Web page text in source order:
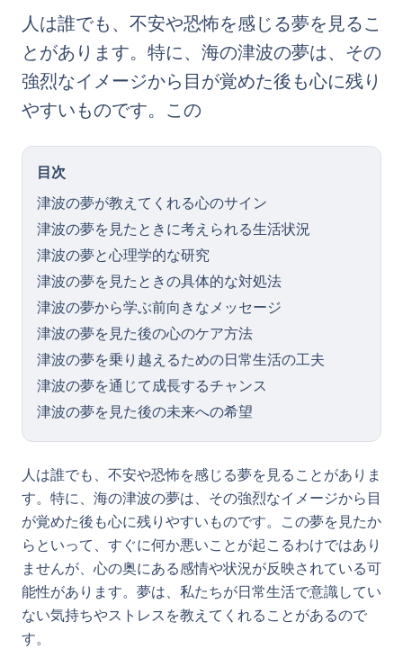
人は誰でも、不安や恐怖を感じる夢を見るこ
とがあります。特に、海の津波の夢は、その
強烈なイメージから目が覚めた後も心に残り
やすいものです。この
目次
津波の夢が教えてくれる心のサイン
津波の夢を見たときに考えられる生活状況
津波の夢と心理学的な研究
津波の夢を見たときの具体的な対処法
津波の夢から学ぶ前向きなメッセージ
津波の夢を見た後の心のケア方法
津波の夢を乗り越えるための日常生活の工夫
津波の夢を通じて成長するチャンス
津波の夢を見た後の未来への希望
人は誰でも、不安や恐怖を感じる夢を見ることがありま
す。特に、海の津波の夢は、その強烈なイメージから目
が覚めた後も心に残りやすいものです。この夢を見たか
らといって、すぐに何か悪いことが起こるわけではあり
ませんが、心の奥にある感情や状況が反映されている可
能性があります。夢は、私たちが日常生活で意識してい
ない気持ちやストレスを教えてくれることがあるので
す。